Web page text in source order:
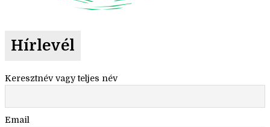
Hírlevél
Keresztnév vagy teljes név
Email